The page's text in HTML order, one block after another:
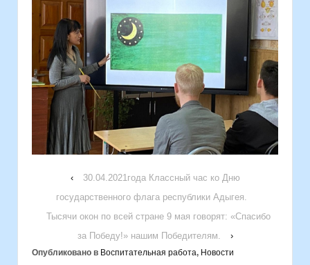
‹
30.04.2021года Классный час ко Дню
государственного флага республики Адыгея.
Тысячи окон по всей стране 9 мая говорят: «Спасибо
за Победу!» нашим Победителям.
›
Опубликовано в Воспитательная работа, Новости